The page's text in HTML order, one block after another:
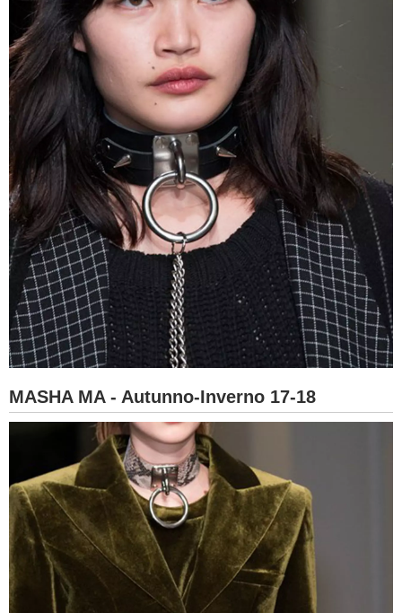
MASHA MA - Autunno-Inverno 17-18